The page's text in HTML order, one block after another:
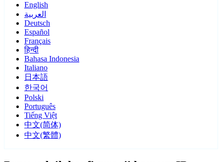
English
العربية
Deutsch
Español
Français
हिन्दी
Bahasa Indonesia
Italiano
日本語
한국어
Polski
Português
Tiếng Việt
中文(简体)
中文(繁體)